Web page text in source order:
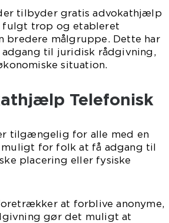
tilbyder gratis advokathjælp
fulgt trop og etableret
bredere målgruppe. Dette har
til juridisk rådgivning,
situation.
Telefonisk
tilgængelig for alle med en
for folk at få adgang til
placering eller fysiske
at forblive anonyme,
gør det muligt at